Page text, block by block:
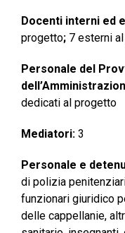
Docenti interni ed
progetto; 7 esterni
Personale del
dedicati al progetto
Mediatori: 3
Personale e
di polizia
funzionari giuridico
delle cappellanie,